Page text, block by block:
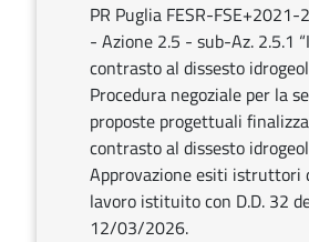
PR Puglia FESR-
- Azione 2.5 - sub-Az. 2.5.1
contrasto al dissesto
Procedura negoziale per la
proposte progettuali
contrasto al dissesto
Approvazione esiti istruttori
lavoro istituito con D.D. 32
12/03/2026.